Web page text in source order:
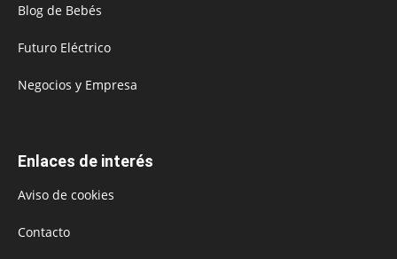
Blog de Bebés
Futuro Eléctrico
Negocios y Empresa
Enlaces de interés
Aviso de cookies
Contacto